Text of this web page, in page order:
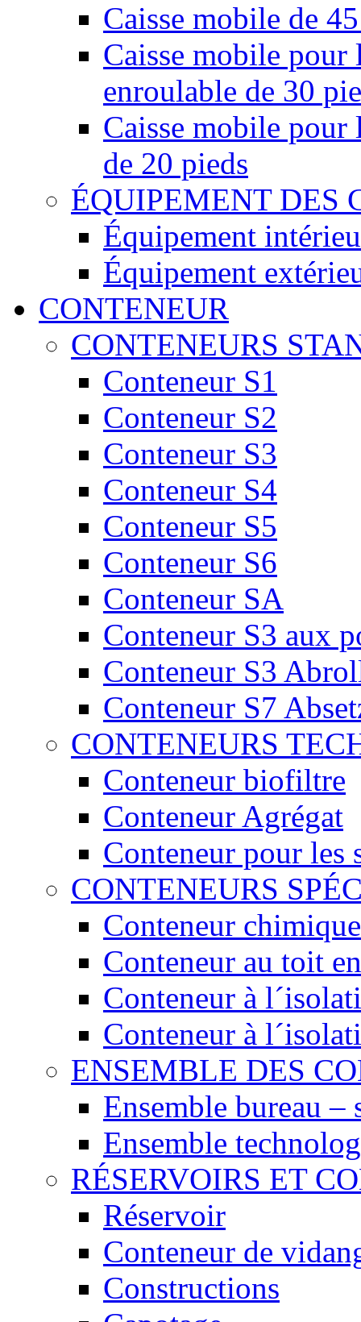
Caisse mobile de
Caisse mobile
enroulable de 30
Caisse mobile pour
de 20 pieds
ÉQUIPEMENT DES
Équipement
Équipement
CONTENEUR
CONTENEURS
Conteneur S1
Conteneur S2
Conteneur S3
Conteneur S4
Conteneur S5
Conteneur S6
Conteneur SA
Conteneur S3 aux
Conteneur S3
Conteneur S7
CONTENEURS
Conteneur biofiltre
Conteneur Agrégat
Conteneur pour les
CONTENEURS
Conteneur chimique
Conteneur au toit
Conteneur à
Conteneur à
ENSEMBLE DES
Ensemble bureau –
Ensemble
RÉSERVOIRS ET
Réservoir
Conteneur de
Constructions